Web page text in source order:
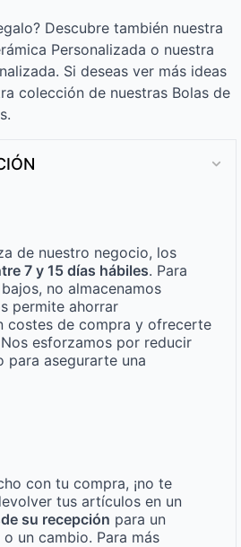
Descubre también nuestra
Personalizada o nuestra
Si deseas ver más ideas
colección de nuestras Bolas de
de nuestro negocio, los
7 y 15 días hábiles. Para
no almacenamos
permite ahorrar
costes de compra y ofrecerte
esforzamos por reducir
para asegurarte una
con tu compra, ¡no te
tus artículos en un
su recepción para un
un cambio. Para más